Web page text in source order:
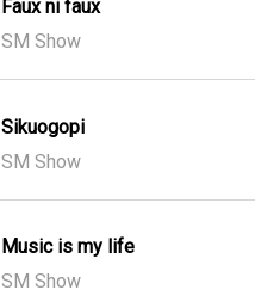
Faux ni faux
SM Show
Sikuogopi
SM Show
Music is my life
SM Show